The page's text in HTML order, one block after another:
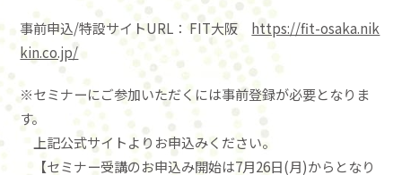
事前申込/特設サイトURL： FIT大阪 https://fit-osaka.nik
kin.co.jp/
※セミナーにご参加いただくには事前登録が必要となりま
す。
上記公式サイトよりお申込みください。
【セミナー受講のお申込み開始は7月26日(月)からとなり